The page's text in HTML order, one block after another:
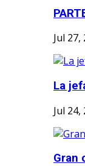
Jul 27,
La
Jul 24,
Gran